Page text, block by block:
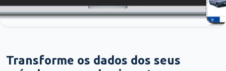
Transforme os dados dos seus